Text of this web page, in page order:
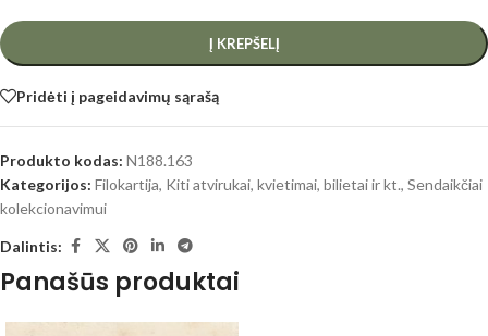
Į KREPŠELĮ
Pridėti į pageidavimų sąrašą
Produkto kodas: N188.163
Kategorijos: Filokartija, Kiti atvirukai, kvietimai, bilietai ir kt., Sendaikčiai
kolekcionavimui
Dalintis:
Panašūs produktai